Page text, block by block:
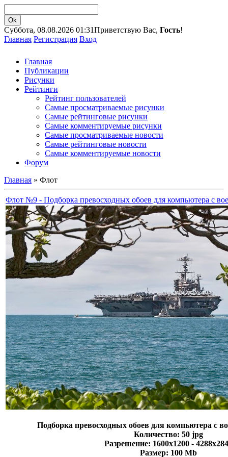
Суббота, 08.08.2026 01:31Приветствую Вас, Гость!
Главная Регистрация Вход
Главная
Публикации
Рисунки
Рейтинги
Рейтинг пользователей
Самые просматриваемые рисунки
Самые рейтинговые рисунки
Самые комментируемые рисунки
Самые просматриваемые новости
Самые рейтинговые новости
Самые комментируемые новости
Форум
Главная » Флот
Флот №9 - Подборка превосходных обоев для компьютера с
Подборка превосходных обоев для компьютера с
Количество: 50 jpg
Разрешение: 1600х1200 -
Размер: 100 Mb